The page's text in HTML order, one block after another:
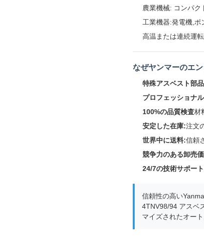
農業機械: コンパク
工業機器:発電機,ポ
高温または連続運
なぜヤンマーのエ
特殊アスベスト部
プロフェッショナ
100%の品質検査材
安定した在庫:注文
世界中に送料:信頼
競争力のある卸売
24/7の技術サポート
信頼性の高い
4TNV98/94 アスベ
マイズされたオー